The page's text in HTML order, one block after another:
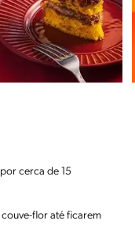
cerca de 15
couve-flor até ficarem